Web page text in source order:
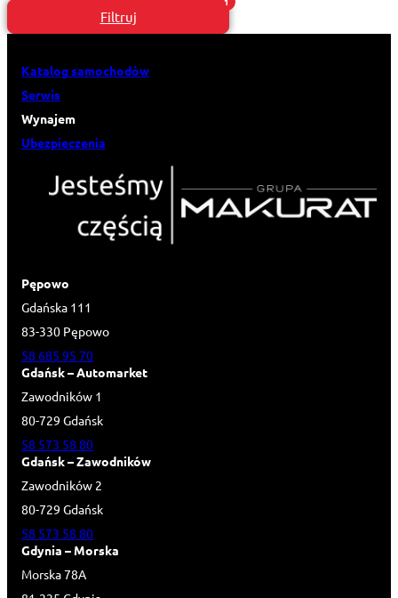
Filtruj
Katalog samochodów
Serwis
Wynajem
Ubezpieczenia
Pępowo
Gdańska 111
83-330 Pępowo
58 685 95 70
Gdańsk – Automarket
Zawodników 1
80-729 Gdańsk
58 573 58 80
Gdańsk – Zawodników
Zawodników 2
80-729 Gdańsk
58 573 58 80
Gdynia – Morska
Morska 78A